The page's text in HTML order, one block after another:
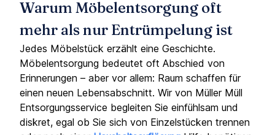
Warum Möbelentsorgung oft
mehr als nur Entrümpelung ist
Jedes Möbelstück erzählt eine Geschichte.
Möbelentsorgung bedeutet oft Abschied von
Erinnerungen – aber vor allem: Raum schaffen für
einen neuen Lebensabschnitt. Wir von Müller Müll
Entsorgungsservice begleiten Sie einfühlsam und
diskret, egal ob Sie sich von Einzelstücken trennen